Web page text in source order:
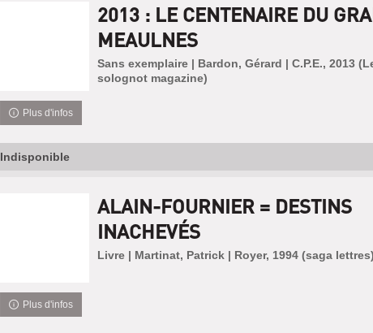
2013 : LE CENTENAIRE DU
MEAULNES
Sans exemplaire | Bardon, Gérard | C.P.E., 2013
solognot magazine)
Plus d'infos
Indisponible
ALAIN-FOURNIER = DESTINS
INACHEVÉS
Livre | Martinat, Patrick | Royer, 1994 (saga lettres)
Plus d'infos